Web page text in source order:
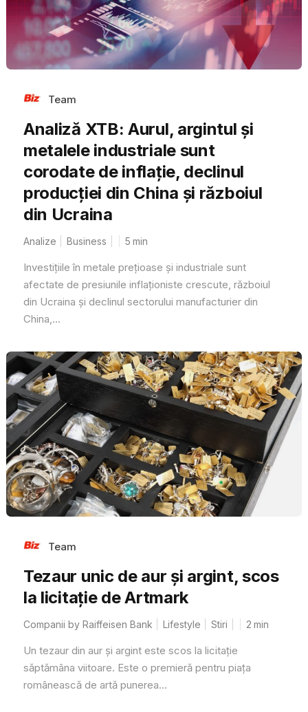
Team
Analiză XTB: Aurul, argintul și
metalele industriale sunt
corodate de inflație, declinul
producției din China și războiul
din Ucraina
Analize Business 5 min
Investițiile în metale prețioase și industriale sunt
afectate de presiunile inflaționiste crescute, războiul
din Ucraina și declinul sectorului manufacturier din
China,...
Team
Tezaur unic de aur și argint, scos
la licitație de Artmark
Companii by Raiffeisen Bank Lifestyle Stiri 2 min
Un tezaur din aur și argint este scos la licitație
săptămâna viitoare. Este o premieră pentru piața
românească de artă punerea...